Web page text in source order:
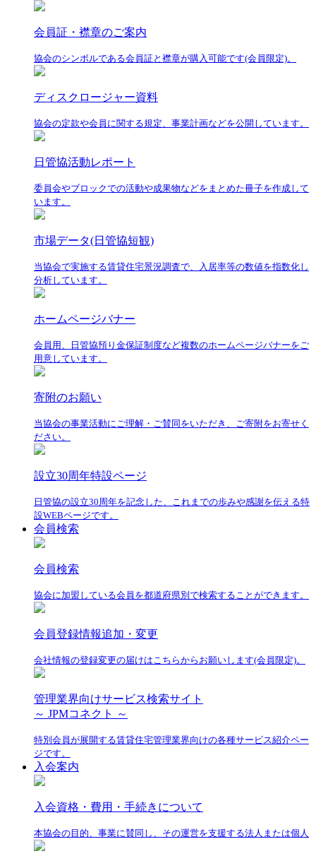
会員証・襟章のご案内
協会のシンボルである会員証と襟章が購入可能です(会員限定)。
ディスクロージャー資料
協会の定款や会員に関する規定、事業計画などを公開しています。
日管協活動レポート
委員会やブロックでの活動や成果物などをまとめた冊子を作成して
います。
市場データ(日管協短観)
当協会で実施する賃貸住宅景況調査で、入居率等の数値を指数化し
分析しています。
ホームページバナー
会員用、日管協預り金保証制度など複数のホームページバナーをご
用意しています。
寄附のお願い
当協会の事業活動にご理解・ご賛同をいただき、ご寄附をお寄せく
ださい。
設立30周年特設ページ
日管協の設立30周年を記念した、これまでの歩みや感謝を伝える特
設WEBページです。
会員検索
会員検索
協会に加盟している会員を都道府県別で検索することができます。
会員登録情報追加・変更
会社情報の登録変更の届けはこちらからお願いします(会員限定)。
管理業界向けサービス検索サイト
～ JPMコネクト ～
特別会員が展開する賃貸住宅管理業界向けの各種サービス紹介ペー
ジです。
入会案内
入会資格・費用・手続きについて
本協会の目的、事業に賛同し、その運営を支援する法人または個人